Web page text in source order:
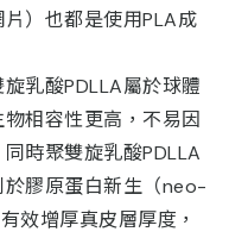
片）也都是使用PLA成
乳酸PDLLA屬於球體
相容性更高，不易因
時聚雙旋乳酸PDLLA
膠原蛋白新生（neo-
效增厚真皮層厚度，